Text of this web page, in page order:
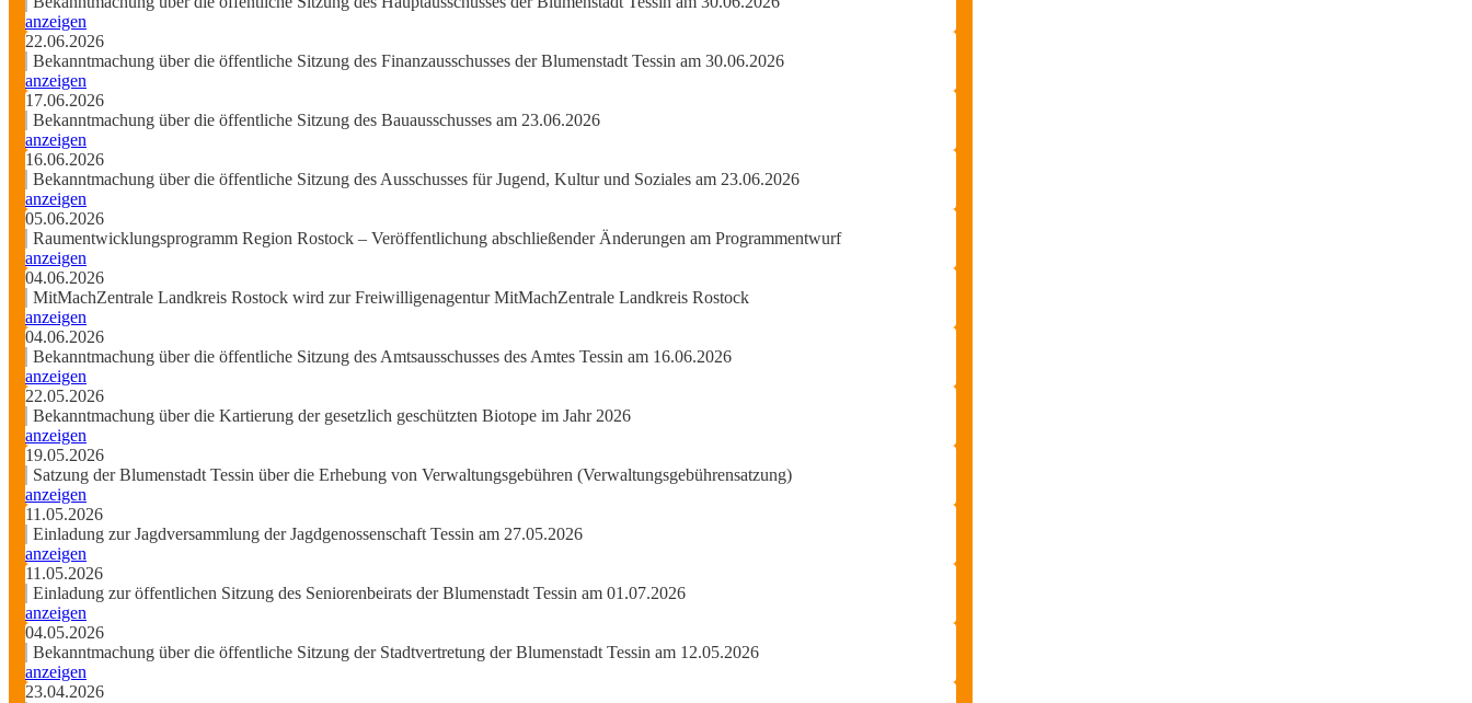
anzeigen
22.06.2026
Bekanntmachung über die öffentliche Sitzung des Finanzausschusses der Blumenstadt Tessin am 30.06.2026
anzeigen
17.06.2026
Bekanntmachung über die öffentliche Sitzung des Bauausschusses am 23.06.2026
anzeigen
16.06.2026
Bekanntmachung über die öffentliche Sitzung des Ausschusses für Jugend, Kultur und Soziales am 23.06.2026
anzeigen
05.06.2026
Raumentwicklungsprogramm Region Rostock – Veröffentlichung abschließender Änderungen am Programmentwurf
anzeigen
04.06.2026
MitMachZentrale Landkreis Rostock wird zur Freiwilligenagentur MitMachZentrale Landkreis Rostock
anzeigen
04.06.2026
Bekanntmachung über die öffentliche Sitzung des Amtsausschusses des Amtes Tessin am 16.06.2026
anzeigen
22.05.2026
Bekanntmachung über die Kartierung der gesetzlich geschützten Biotope im Jahr 2026
anzeigen
19.05.2026
Satzung der Blumenstadt Tessin über die Erhebung von Verwaltungsgebühren (Verwaltungsgebührensatzung)
anzeigen
11.05.2026
Einladung zur Jagdversammlung der Jagdgenossenschaft Tessin am 27.05.2026
anzeigen
11.05.2026
Einladung zur öffentlichen Sitzung des Seniorenbeirats der Blumenstadt Tessin am 01.07.2026
anzeigen
04.05.2026
Bekanntmachung über die öffentliche Sitzung der Stadtvertretung der Blumenstadt Tessin am 12.05.2026
anzeigen
23.04.2026